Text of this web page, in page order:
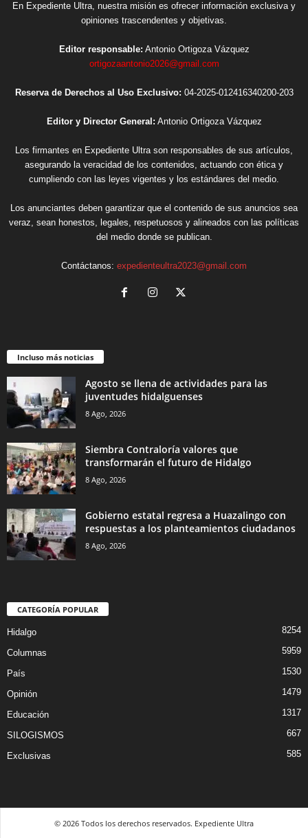
En Expediente Ultra, nuestra misión es ofrecer información exclusiva y
opiniones trascendentes y objetivas.
Editor responsable: Antonio Ortigoza Vázquez
ortigozaantonio2026@gmail.com
Reserva de Derechos al Uso Exclusivo: 04-2025-012416340200-203
Editor y Director General: Antonio Ortigoza Vázquez
Los firmantes en Expediente Ultra son responsables de sus artículos,
asegurando la veracidad de los contenidos, actuando con ética y
cumpliendo con las leyes vigentes y los estándares del medio.
Los anunciantes deben garantizar que el contenido de sus anuncios sea
veraz, sean honestos, legales, respetuosos y alineados con las políticas
del medio donde se publican.
Contáctanos: expedienteultra2023@gmail.com
Incluso más noticias
Agosto se llena de actividades para las
juventudes hidalguenses
8 Ago, 2026
Siembra Contraloría valores que
transformarán el futuro de Hidalgo
8 Ago, 2026
Gobierno estatal regresa a Huazalingo con
respuestas a los planteamientos ciudadanos
8 Ago, 2026
CATEGORÍA POPULAR
Hidalgo 8254
Columnas 5959
País 1530
Opinión 1479
Educación 1317
SILOGISMOS 667
Exclusivas 585
© 2026 Todos los derechos reservados. Expediente Ultra